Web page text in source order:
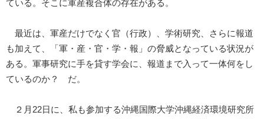
ている。そこに軍産複合体の存在がある。
最近は、軍産だけでなく官（行政）、学術研究、さらに報道
も加えて、「軍・産・官・学・報」の脅威となっている状況が
ある。軍事研究に手を貸す学会に、報道まで入って一体何をし
ているのか？ だ。
２月22日に、私も参加する沖縄国際大学沖縄経済環境研究所